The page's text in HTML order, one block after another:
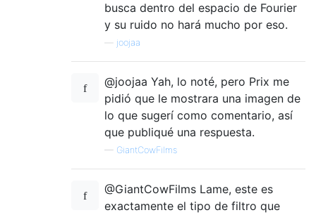
busca dentro del espacio de Fourier
y su ruido no hará mucho por eso.
joojaa
@joojaa Yah, lo noté, pero Prix me
pidió que le mostrara una imagen de
lo que sugerí como comentario, así
que publiqué una respuesta.
— GiantCowFilms
@GiantCowFilms Lame, este es
exactamente el tipo de filtro que